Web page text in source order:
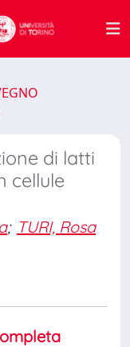
di latti
cellule
; TURI, Rosa